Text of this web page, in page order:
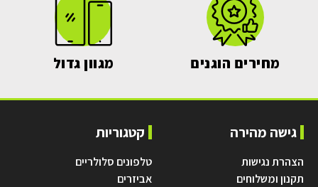
מחירים הוגנים מגוון גדול
גישה מהירה
הצהרת נגישות
תקנון ומשלוחים
קטגוריות
טלפונים סלולריים
אביזרים